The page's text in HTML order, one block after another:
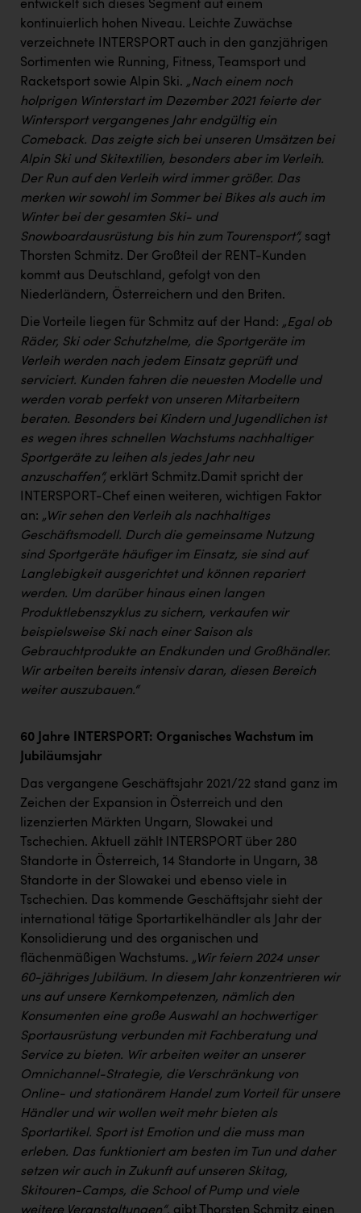
Schwingshandl - automation technology gmbh
Smurfit Westrock Nettingsdorf
TCL
TGW Logistics
TRAILOMAT & Cycling Austria
VERITAS
Vier Diamanten
Vorlagenportal
Wirtschaftskammer OÖ
ZULuft - Zukunft Luft Austria
Österreichisches Hebammengremium
Wirtschaftskammer OÖ Energiehandel
Dopgas
kunden basics
kontakt
entwickelt sich dieses Segment auf einem
kontinuierlich hohen Niveau. Leichte Zuwächse
verzeichnete INTERSPORT auch in den ganzjährigen
Sortimenten wie Running, Fitness, Teamsport und
Racketsport sowie Alpin Ski. „Nach einem noch
holprigen Winterstart im Dezember 2021 feierte der
Wintersport vergangenes Jahr endgültig ein
Comeback. Das zeigte sich bei unseren Umsätzen bei
Alpin Ski und Skitextilien, besonders aber im Verleih.
Der Run auf den Verleih wird immer größer. Das
merken wir sowohl im Sommer bei Bikes als auch im
Winter bei der gesamten Ski- und
Snowboardausrüstung bis hin zum Tourensport“, sagt
Thorsten Schmitz. Der Großteil der RENT-Kunden
kommt aus Deutschland, gefolgt von den
Niederländern, Österreichern und den Briten.
Die Vorteile liegen für Schmitz auf der Hand: „Egal ob
Räder, Ski oder Schutzhelme, die Sportgeräte im
Verleih werden nach jedem Einsatz geprüft und
serviciert. Kunden fahren die neuesten Modelle und
werden vorab perfekt von unseren Mitarbeitern
beraten. Besonders bei Kindern und Jugendlichen ist
es wegen ihres schnellen Wachstums nachhaltiger
Sportgeräte zu leihen als jedes Jahr neu
anzuschaffen“, erklärt Schmitz.Damit spricht der
INTERSPORT-Chef einen weiteren, wichtigen Faktor
an: „Wir sehen den Verleih als nachhaltiges
Geschäftsmodell. Durch die gemeinsame Nutzung
sind Sportgeräte häufiger im Einsatz, sie sind auf
Langlebigkeit ausgerichtet und können repariert
werden. Um darüber hinaus einen langen
Produktlebenszyklus zu sichern, verkaufen wir
beispielsweise Ski nach einer Saison als
Gebrauchtprodukte an Endkunden und Großhändler.
Wir arbeiten bereits intensiv daran, diesen Bereich
weiter auszubauen.“
60 Jahre INTERSPORT: Organisches Wachstum im
Jubiläumsjahr
Das vergangene Geschäftsjahr 2021/22 stand ganz im
Zeichen der Expansion in Österreich und den
lizenzierten Märkten Ungarn, Slowakei und
Tschechien. Aktuell zählt INTERSPORT über 280
Standorte in Österreich, 14 Standorte in Ungarn, 38
Standorte in der Slowakei und ebenso viele in
Tschechien. Das kommende Geschäftsjahr sieht der
international tätige Sportartikelhändler als Jahr der
Konsolidierung und des organischen und
flächenmäßigen Wachstums. „Wir feiern 2024 unser
60-jähriges Jubiläum. In diesem Jahr konzentrieren wir
uns auf unsere Kernkompetenzen, nämlich den
Konsumenten eine große Auswahl an hochwertiger
Sportausrüstung verbunden mit Fachberatung und
Service zu bieten. Wir arbeiten weiter an unserer
Omnichannel-Strategie, die Verschränkung von
Online- und stationärem Handel zum Vorteil für unsere
Händler und wir wollen weit mehr bieten als
Sportartikel. Sport ist Emotion und die muss man
erleben. Das funktioniert am besten im Tun und daher
setzen wir auch in Zukunft auf unseren Skitag,
Skitouren-Camps, die School of Pump und viele
weitere Veranstaltungen“, gibt Thorsten Schmitz einen